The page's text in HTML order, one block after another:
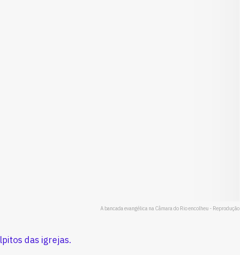
A bancada evangélica na Câmara do Rio encolheu - Reprodução
das igrejas.